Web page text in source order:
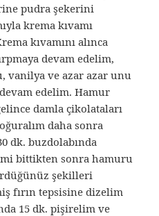
pudra şekerini
krema kıvamı
kıvamını alınca
devam edelim,
vanilya ve azar azar unu
edelim. Hamur
damla çikolataları
daha sonra
dk. buzdolabında
bittikten sonra hamuru
şekilleri
fırın tepsisine dizelim
15 dk. pişirelim ve